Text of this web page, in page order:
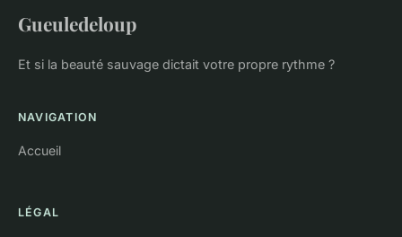
Gueuledeloup
Et si la beauté sauvage dictait votre propre rythme ?
NAVIGATION
Accueil
LÉGAL